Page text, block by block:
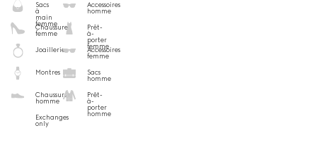
Sacs
à
main
femme
Accessoires
homme
Chaussures
femme
Prêt-
à-
porter
femme
Joaillerie
Accessoires
femme
Montres
Sacs
homme
Chaussures
homme
Prêt-
à-
porter
homme
Exchanges
only